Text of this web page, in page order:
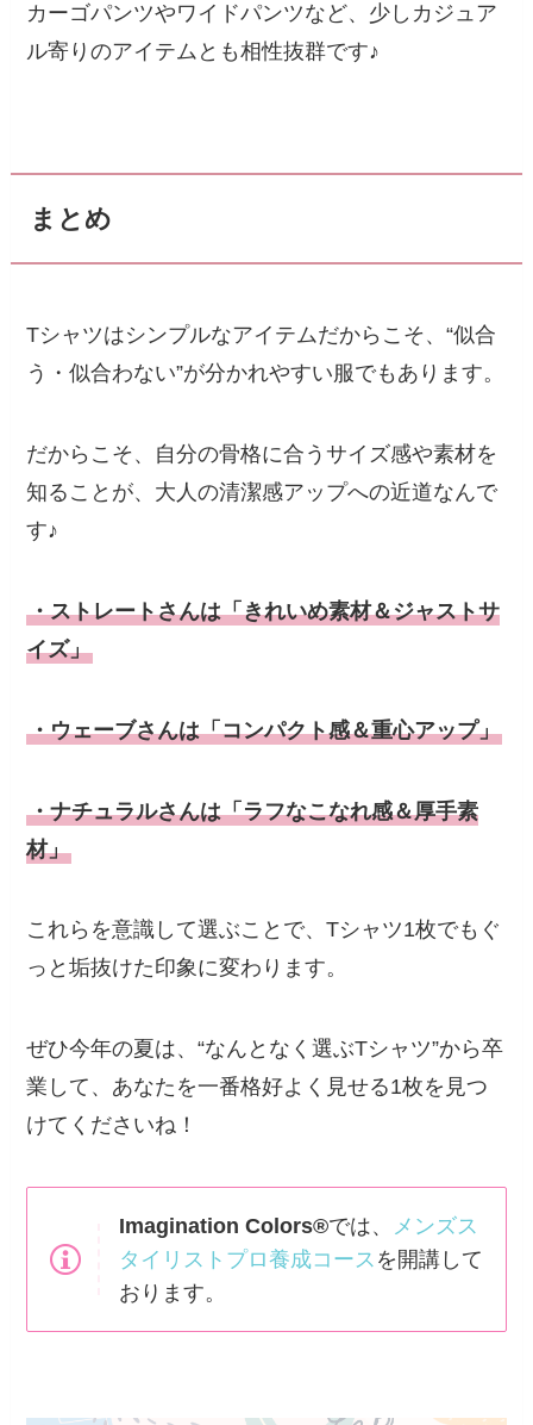
カーゴパンツやワイドパンツなど、少しカジュア
ル寄りのアイテムとも相性抜群です♪
まとめ
Tシャツはシンプルなアイテムだからこそ、“似合
う・似合わない”が分かれやすい服でもあります。
だからこそ、自分の骨格に合うサイズ感や素材を
知ることが、大人の清潔感アップへの近道なんで
す♪
・ストレートさんは「きれいめ素材＆ジャストサ
イズ」
・ウェーブさんは「コンパクト感＆重心アップ」
・ナチュラルさんは「ラフなこなれ感＆厚手素
材」
これらを意識して選ぶことで、Tシャツ1枚でもぐ
っと垢抜けた印象に変わります。
ぜひ今年の夏は、“なんとなく選ぶTシャツ”から卒
業して、あなたを一番格好よく見せる1枚を見つ
けてくださいね！
Imagination Colors®では、
メンズス
タイリストプロ養成コース を開講して
おります。